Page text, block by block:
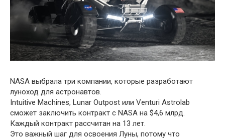
NASA выбрала три компании, которые разработают
луноход для астронавтов.
Intuitive Machines, Lunar Outpost или Venturi Astrolab
сможет заключить контракт с NASA на $4,6 млрд.
Каждый контракт рассчитан на 13 лет.
Это важный шаг для освоения Луны, потому что